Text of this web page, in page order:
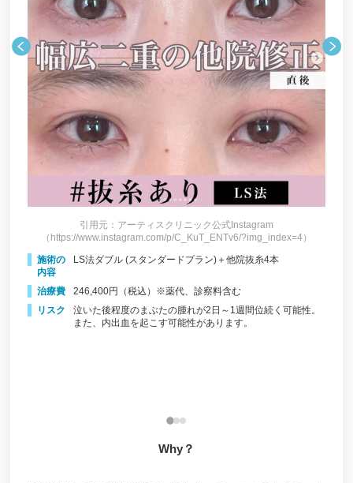
X CLINIC（エックスクリニック）
ゼティスビューティークリニック（Zetith Beauty
Clinic）
共立美容外科福岡院
アーティスクリニック博多院
アトールクリニック 福岡博多院
くろき・ひろクリニック
モデナクリニック 天神本院
ハルスクリニック
星の原クリニック
天神形成外科クリニック
聖心美容クリニック福岡院
城本クリニック福岡院
引用元：アーティスクリニック公式Instagram
（https://www.instagram.com/p/C_KuT_ENTv6/?img_index=4）
施術の
内容
LS法ダブル (スタンダードプラン)＋他院抜糸4本
治療費
246,400円（税込）※薬代、診察料含む
リスク
泣いた後程度のまぶたの腫れが2日～1週間位続く可能性。
また、内出血を起こす可能性があります。
Why？